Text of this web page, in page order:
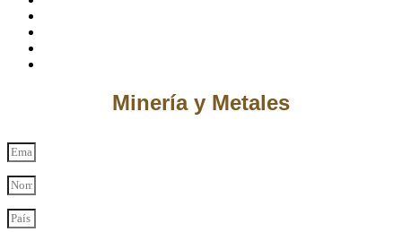
Minería y Metales